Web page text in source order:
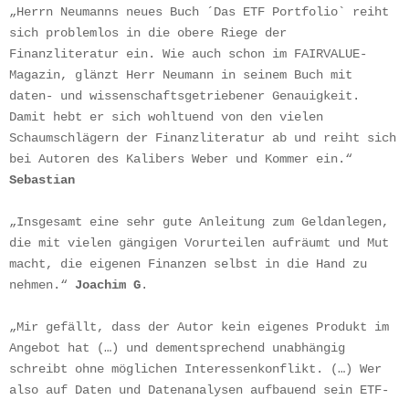
„Herrn Neumanns neues Buch ´Das ETF Portfolio` reiht
sich problemlos in die obere Riege der
Finanzliteratur ein. Wie auch schon im FAIRVALUE-
Magazin, glänzt Herr Neumann in seinem Buch mit
daten- und wissenschaftsgetriebener Genauigkeit.
Damit hebt er sich wohltuend von den vielen
Schaumschlägern der Finanzliteratur ab und reiht sich
Sebastian
„Insgesamt eine sehr gute Anleitung zum Geldanlegen,
die mit vielen gängigen Vorurteilen aufräumt und Mut
macht, die eigenen Finanzen selbst in die Hand zu
nehmen.“ Joachim G.
„Mir gefällt, dass der Autor kein eigenes Produkt im
Angebot hat (…) und dementsprechend unabhängig
schreibt ohne möglichen Interessenkonflikt. (…) Wer
also auf Daten und Datenanalysen aufbauend sein ETF-